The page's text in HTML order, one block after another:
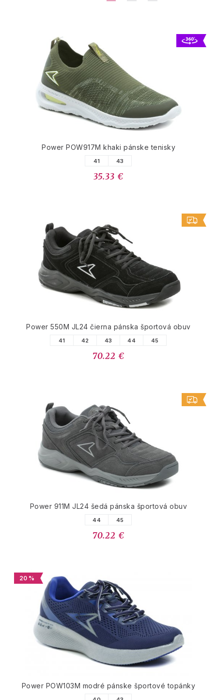
Power POW917M khaki pánske tenisky
41 43
35.33 €
Power 550M JL24 čierna pánska športová obuv
41 42 43 44 45
70.22 €
Power 911M JL24 šedá pánska športová obuv
44 45
70.22 €
20 %
Power POW103M modré pánske športové topánky